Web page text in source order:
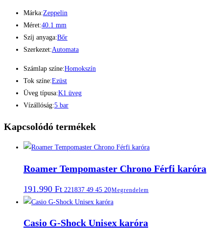
Márka:Zeppelin
Méret:40.1 mm
Szíj anyaga:Bőr
Szerkezet:Automata
Számlap színe:Homokszín
Tok színe:Ezüst
Üveg típusa:K1 üveg
Vízállóság:5 bar
Kapcsolódó termékek
Roamer Tempomaster Chrono Férfi karóra
191.990 Ft 221837 49 45 20Megrendelem
Casio G-Shock Unisex karóra